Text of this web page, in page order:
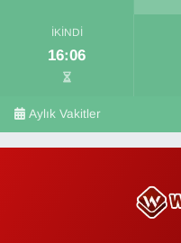
İKINDI
16:06
Aylık Vakitler